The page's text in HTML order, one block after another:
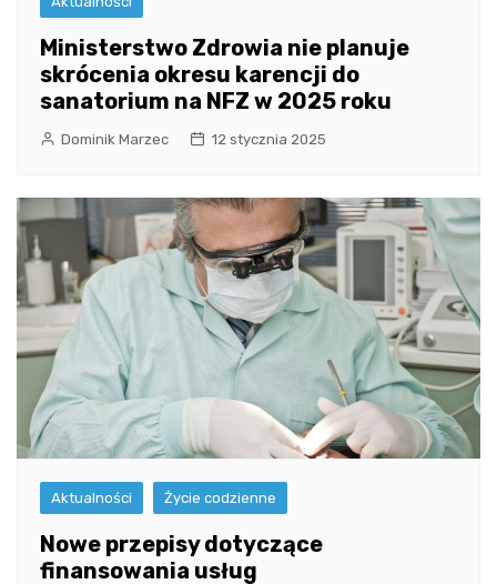
Ministerstwo Zdrowia nie planuje
skrócenia okresu karencji do
sanatorium na NFZ w 2025 roku
Dominik Marzec 12 stycznia 2025
Aktualności Życie codzienne
Nowe przepisy dotyczące
finansowania usług